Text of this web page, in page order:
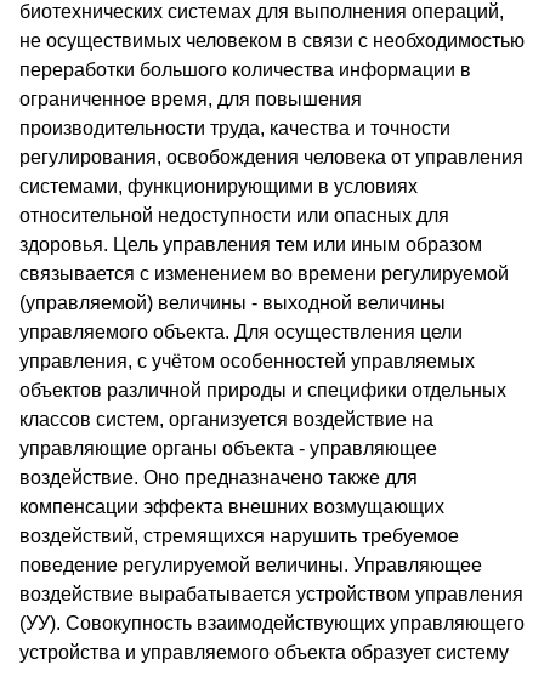
биотехнических системах для выполнения операций,
не осуществимых человеком в связи с необходимостью
переработки большого количества информации в
ограниченное время, для повышения
производительности труда, качества и точности
регулирования, освобождения человека от управления
системами, функционирующими в условиях
относительной недоступности или опасных для
здоровья. Цель управления тем или иным образом
связывается с изменением во времени регулируемой
(управляемой) величины - выходной величины
управляемого объекта. Для осуществления цели
управления, с учётом особенностей управляемых
объектов различной природы и специфики отдельных
классов систем, организуется воздействие на
управляющие органы объекта - управляющее
воздействие. Оно предназначено также для
компенсации эффекта внешних возмущающих
воздействий, стремящихся нарушить требуемое
поведение регулируемой величины. Управляющее
воздействие вырабатывается устройством управления
(УУ). Совокупность взаимодействующих управляющего
устройства и управляемого объекта образует систему